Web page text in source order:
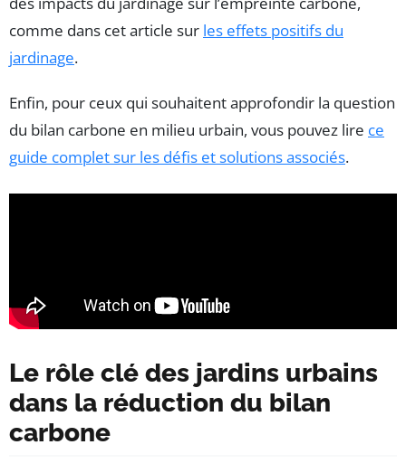
comme dans cet article sur les effets positifs du
jardinage.
Enfin, pour ceux qui souhaitent approfondir la question
du bilan carbone en milieu urbain, vous pouvez lire ce
guide complet sur les défis et solutions associés.
Le rôle clé des jardins urbains
dans la réduction du bilan
carbone